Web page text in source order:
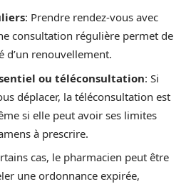
: Prendre rendez-vous avec
consultation régulière permet de
d’un renouvellement.
ou téléconsultation: Si
déplacer, la téléconsultation est
si elle peut avoir ses limites
à prescrire.
cas, le pharmacien peut être
une ordonnance expirée,